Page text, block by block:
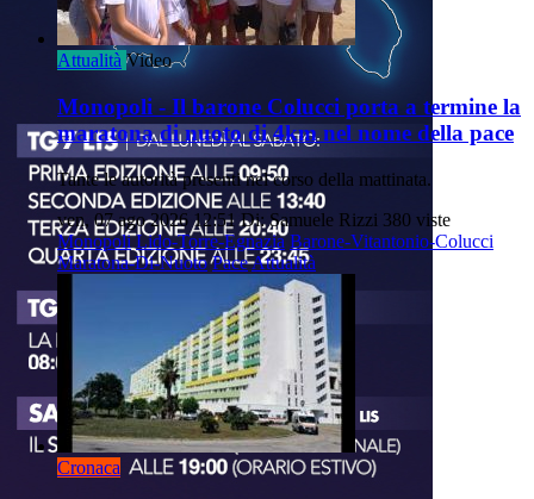
Attualità Video
Monopoli - Il barone Colucci porta a termine la
maratona di nuoto di 4km nel nome della pace
Tante le autorità presenti nel corso della mattinata.
ven, 07 ago 2026 12:51 Di: Samuele Rizzi 380 viste
Monopoli Lido-Torre-Egnazia Barone-Vitantonio-Colucci
Maratona-Di-Nuoto PaceAttualità
Cronaca